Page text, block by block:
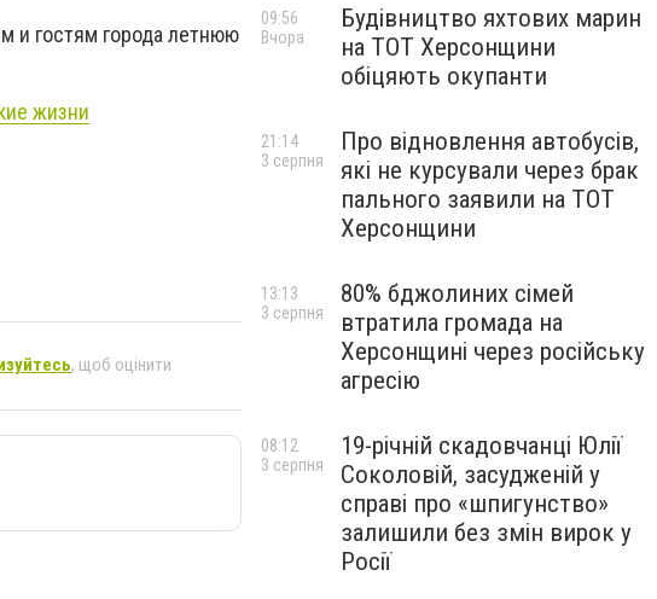
и гостям города летнюю
жизни
, щоб оцінити
Будівництво яхтових марин
на ТОТ Херсонщини
обіцяють окупанти
09:56
Вчора
Про відновлення автобусів,
які не курсували через брак
пального заявили на ТОТ
Херсонщини
21:14
3 серпня
80% бджолиних сімей
втратила громада на
Херсонщині через російську
агресію
13:13
3 серпня
19-річній скадовчанці Юлії
Соколовій, засудженій у
справі про «шпигунство»
залишили без змін вирок у
Росії
08:12
3 серпня